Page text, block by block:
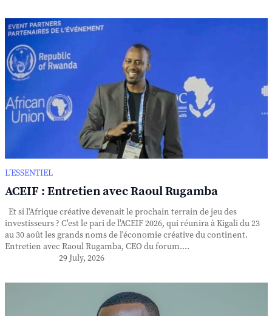
L’ESSENTIEL
ACEIF : Entretien avec Raoul Rugamba
Et si l'Afrique créative devenait le prochain terrain de jeu des
investisseurs ? C'est le pari de l'ACEIF 2026, qui réunira à Kigali du 23
au 30 août les grands noms de l'économie créative du continent.
Entretien avec Raoul Rugamba, CEO du forum....
29 July, 2026